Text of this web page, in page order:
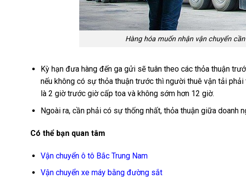
Hàng hóa muốn nhận vận chuyển
Kỳ hạn đưa hàng đến ga gửi sẽ tuân theo các thỏa thuận
nếu không có sự thỏa thuận trước thì người thuê vận tải
là 2 giờ trước giờ cấp toa và không sớm hơn 12 giờ.
Ngoài ra, cần phải có sự thống nhất, thỏa thuận giữa doanh
Có thể bạn quan tâm
Vận chuyển ô tô Bắc Trung Nam
Vận chuyển xe máy bằng đường sắt